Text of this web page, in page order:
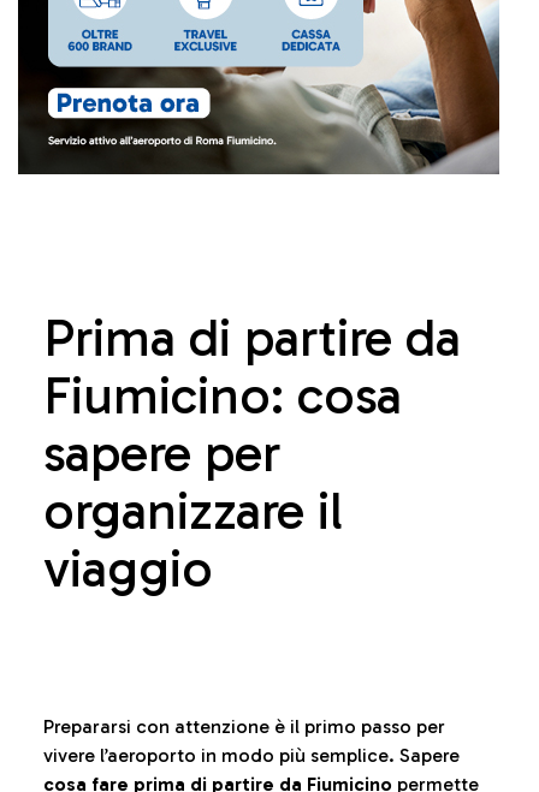
Prima di partire da
Fiumicino: cosa
sapere per
organizzare il
viaggio
Prepararsi con attenzione è il primo passo per
vivere l’aeroporto in modo più semplice. Sapere
cosa fare prima di partire da Fiumicino permette